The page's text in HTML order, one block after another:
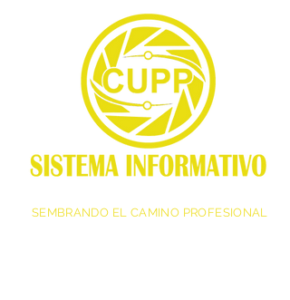
SEMBRANDO EL CAMINO PROFESIONAL